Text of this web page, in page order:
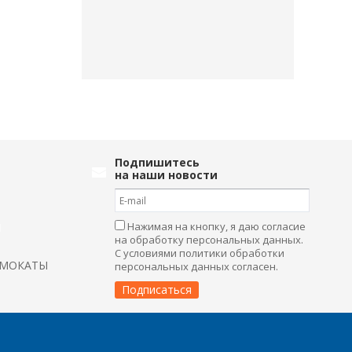
Подпишитесь
на наши новости
Нажимая на кнопку, я даю согласие
на обработку персональных данных.
С условиями политики обработки
персональных данных согласен.